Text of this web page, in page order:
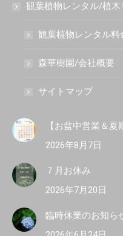
観葉植物レンタル/植木
観葉植物レンタル料
森華樹園/会社概要
サイトマップ
【お盆中営業＆夏
2026年8月7日
７月お休み
2026年7月20日
臨時休業のお知ら